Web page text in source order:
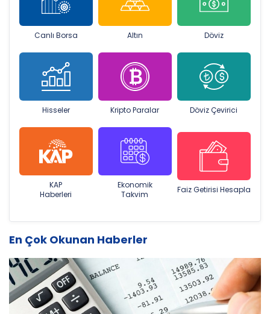
Canlı Borsa Altın Döviz
Hisseler Kripto Paralar Döviz Çevirici
KAP
Haberleri
Ekonomik
Takvim
Faiz Getirisi Hesapla
En Çok Okunan Haberler